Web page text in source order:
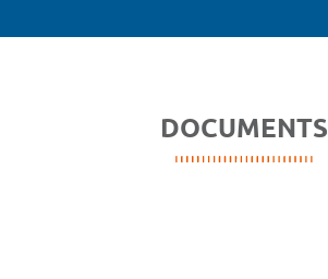
DOCUMENTS